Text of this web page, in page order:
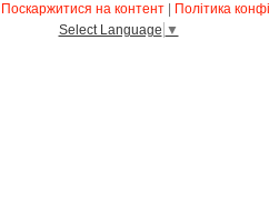
Поскаржитися на контент
Політика
Select Language ▼